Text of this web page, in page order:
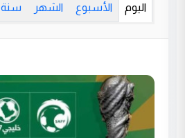
اليوم الأسبوع الشهر سنة